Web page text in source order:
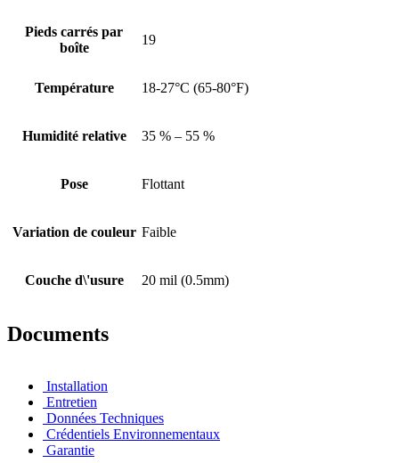
Pieds carrés par
boîte
19
Température 18-27°C (65-80°F)
Humidité relative 35 % – 55 %
Pose Flottant
Variation de couleur Faible
Couche d\'usure 20 mil (0.5mm)
Documents
Installation
Entretien
Données Techniques
Crédentiels Environnementaux
Garantie